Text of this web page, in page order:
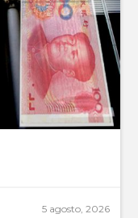
5 agosto, 2026